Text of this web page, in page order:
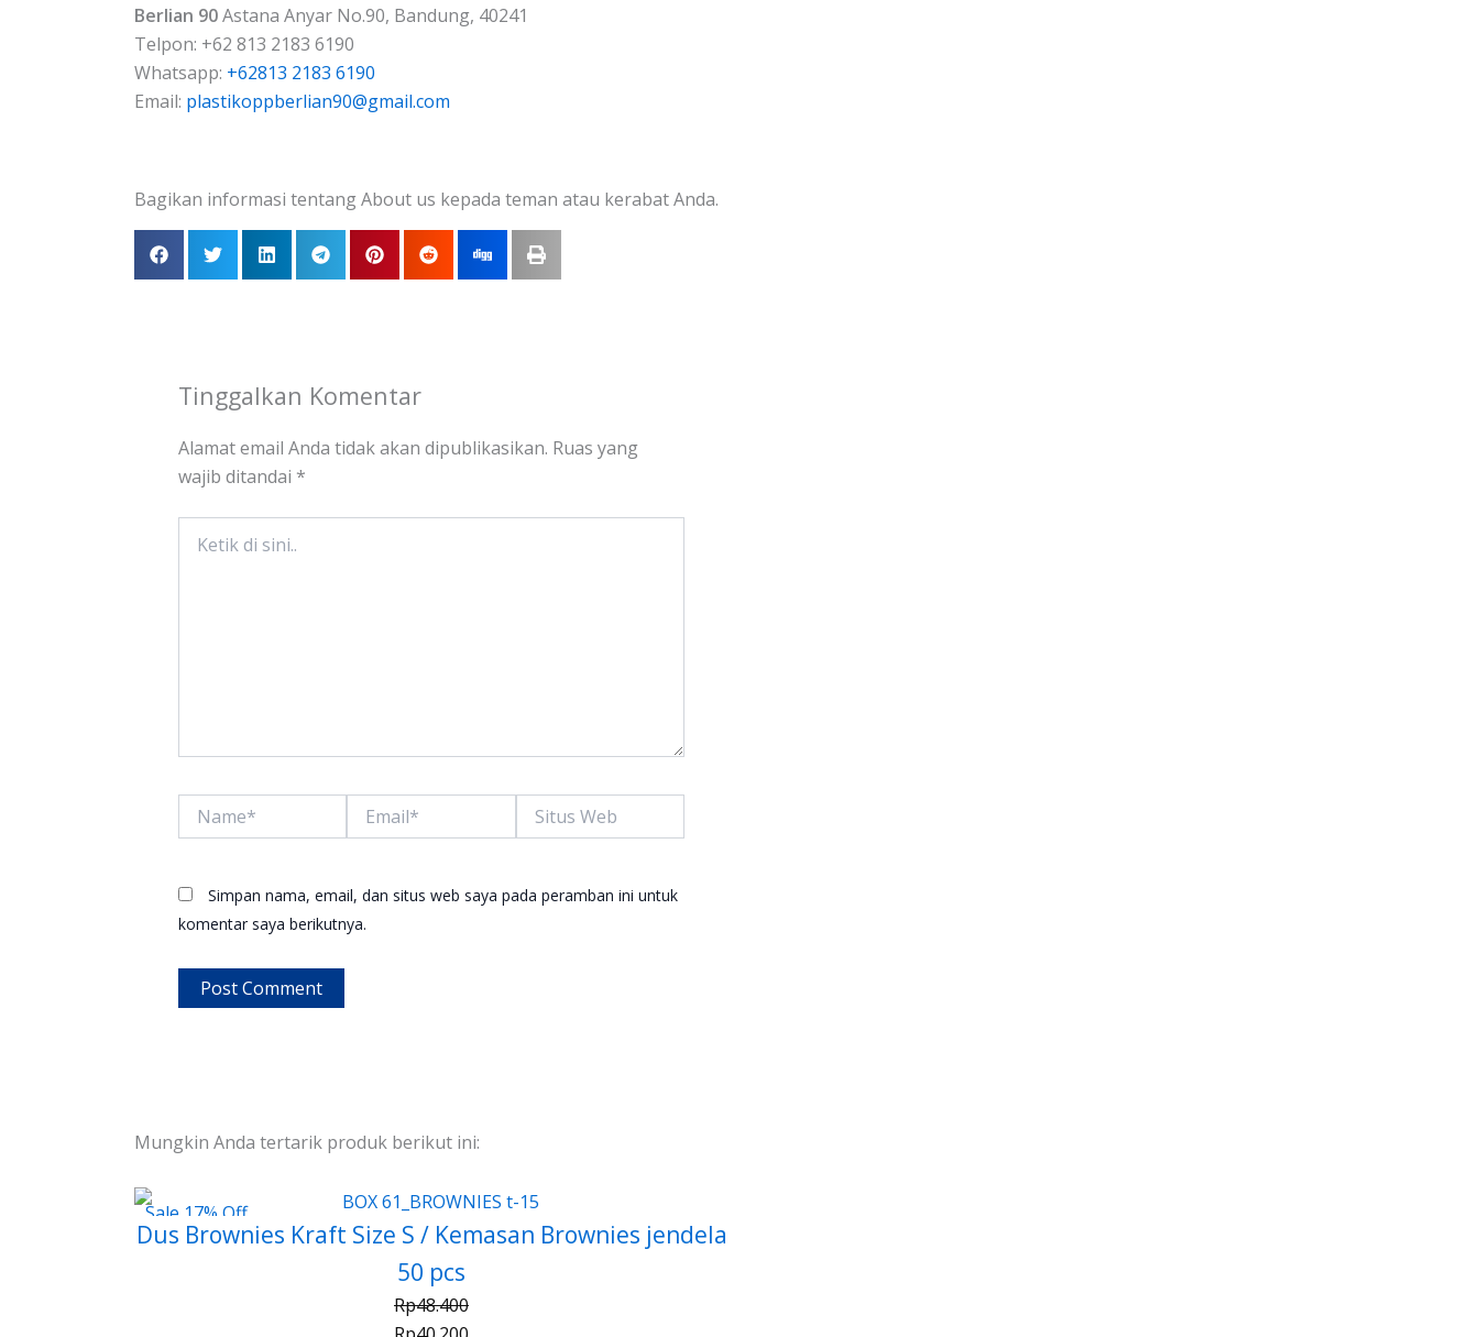
Berlian 90Astana Anyar No.90, Bandung, 40241
Telpon: +62 813 2183 6190
Whatsapp: +62813 2183 6190
Email: plastikoppberlian90@gmail.com
Bagikan informasi tentang About us kepada teman atau kerabat Anda.
Tinggalkan Komentar
Alamat email Anda tidak akan dipublikasikan. Ruas yang
wajib ditandai *
Web
Simpan nama, email, dan situs web saya pada peramban ini untuk
komentar saya berikutnya.
Mungkin Anda tertarik produk berikut ini:
Sale 17% Off
Dus Brownies Kraft Size S / Kemasan Brownies jendela
50 pcs
Rp48.400